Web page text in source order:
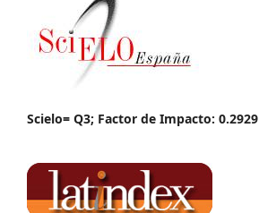
Scielo= Q3; Factor de Impacto: 0.2929